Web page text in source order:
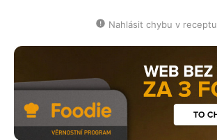
Nahlásit chybu v receptu